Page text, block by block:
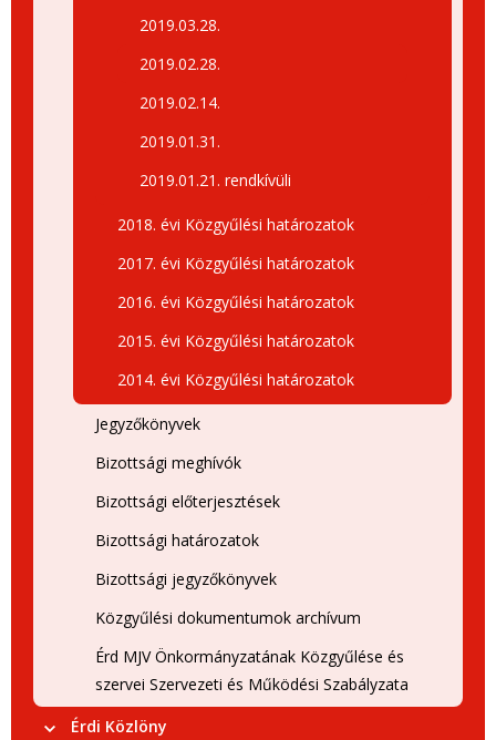
2019.03.28.
2019.02.28.
2019.02.14.
2019.01.31.
2019.01.21. rendkívüli
2018. évi Közgyűlési határozatok
2017. évi Közgyűlési határozatok
2016. évi Közgyűlési határozatok
2015. évi Közgyűlési határozatok
2014. évi Közgyűlési határozatok
Jegyzőkönyvek
Bizottsági meghívók
Bizottsági előterjesztések
Bizottsági határozatok
Bizottsági jegyzőkönyvek
Közgyűlési dokumentumok archívum
Érd MJV Önkormányzatának Közgyűlése és
szervei Szervezeti és Működési Szabályzata
Érdi Közlöny